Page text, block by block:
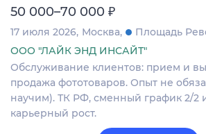
50 000–70 000 ₽
17 июля 2026 Москва
Площадь
ООО "ЛАЙК ЭНД ИНСАЙТ"
Обслуживание клиентов: прием и
продажа фототоваров. Опыт не
научим). ТК РФ, сменный график 2/2
карьерный рост.